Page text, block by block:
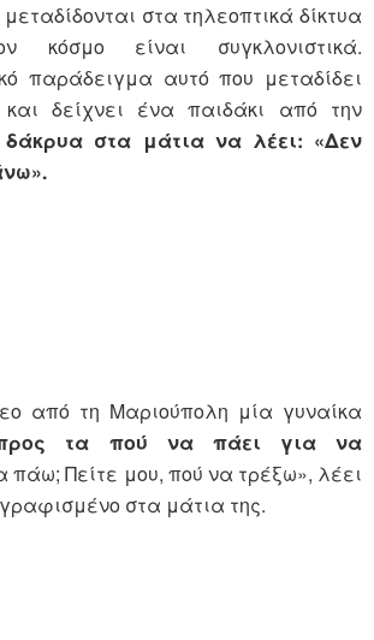
στα τηλεοπτικά δίκτυα
είναι συγκλονιστικά.
παράδειγμα αυτό που μεταδίδει
και δείχνει ένα παιδάκι από την
δάκρυα στα μάτια να λέει: «Δεν
από τη Μαριούπολη μία γυναίκα
τα πού να πάει για να
πάω; Πείτε μου, πού να τρέξω», λέει
στα μάτια της.